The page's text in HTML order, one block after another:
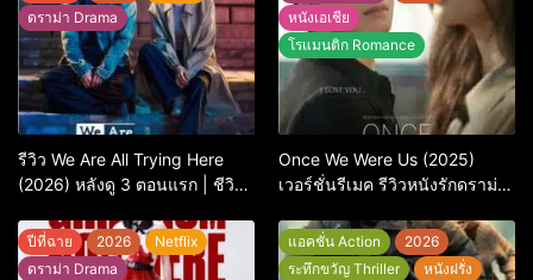
ดราม่า Drama
รีวิว We Are All Trying Here
(2026) หลังดู 3 ตอนแรก | ชีวิต
ไม่ถึงไหน
หนังเอเชีย
โรแมนติก Romance
Once We Were Us (2025)
เวอร์ชั่นรีเมค รีวิวหนังรักดราม่า
ปีที่ฉาย 2026
Netflix
ดราม่า Drama
แอคชั่น Action
2026
ระทึกขวัญ Thriller
หนังฝรั่ง